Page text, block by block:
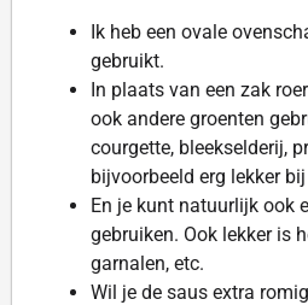
Ik heb een ovale
gebruikt.
In plaats van een zak
ook andere groenten
courgette, bleekselderij,
bijvoorbeeld erg lekker
En je kunt natuurlijk ook
gebruiken. Ook lekker is
garnalen, etc.
Wil je de saus extra